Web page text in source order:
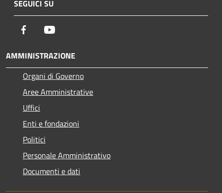
SEGUICI SU
Facebook
AMMINISTRAZIONE
Organi di Governo
Aree Amministrative
Uffici
Enti e fondazioni
Politici
Personale Amministrativo
Documenti e dati